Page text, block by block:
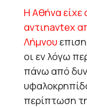
Η Αθήνα είχε
αντιnavtex
Λήμνου
οι εν λόγω
πάνω από
περίπτωση